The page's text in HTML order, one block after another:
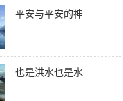
平安与平安的神
也是洪水也是水